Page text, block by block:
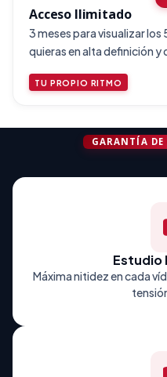
Acceso Ilimitado
3 meses para visualizar
quieras en alta definición
TU PROPIO RITMO
GARANTÍA
Estudio
Máxima nitidez en cada